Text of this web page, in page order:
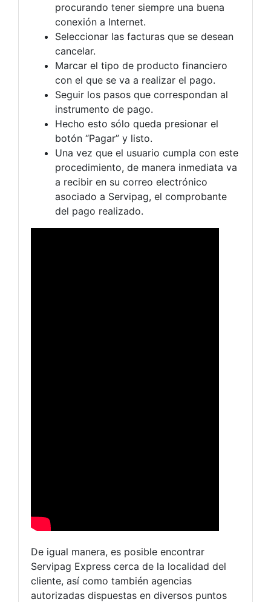
procurando tener siempre una buena
conexión a Internet.
Seleccionar las facturas que se desean
cancelar.
Marcar el tipo de producto financiero
con el que se va a realizar el pago.
Seguir los pasos que correspondan al
instrumento de pago.
Hecho esto sólo queda presionar el
botón “Pagar” y listo.
Una vez que el usuario cumpla con este
procedimiento, de manera inmediata va
a recibir en su correo electrónico
asociado a Servipag, el comprobante
del pago realizado.
De igual manera, es posible encontrar
Servipag Express cerca de la localidad del
cliente, así como también agencias
autorizadas dispuestas en diversos puntos